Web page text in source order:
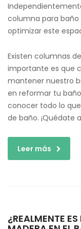
columna para baño
optimizar este
Existen columnas
importante es que
mantener nuestro
en reformar tu
conocer todo lo
de baño. ¡Quédate
Leer más
¿REALMENTE